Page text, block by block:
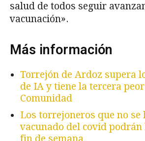
salud de todos seguir
vacunación».
Más información
Torrejón de Ardoz supera
de IA y tiene la tercera
Comunidad
Los torrejoneros que no se
vacunado del covid podrán